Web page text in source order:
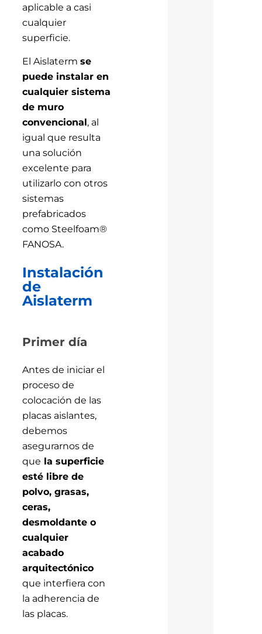
aplicable a casi
cualquier
superficie.
El Aislaterm se
puede instalar en
cualquier sistema
de muro
convencional, al
igual que resulta
una solución
excelente para
utilizarlo con otros
sistemas
prefabricados
como Steelfoam®
FANOSA.
Instalación
de
Aislaterm
Primer día
Antes de iniciar el
proceso de
colocación de las
placas aislantes,
debemos
asegurarnos de
que la superficie
esté libre de
polvo, grasas,
ceras,
desmoldante o
cualquier
acabado
arquitectónico
que interfiera con
la adherencia de
las placas.